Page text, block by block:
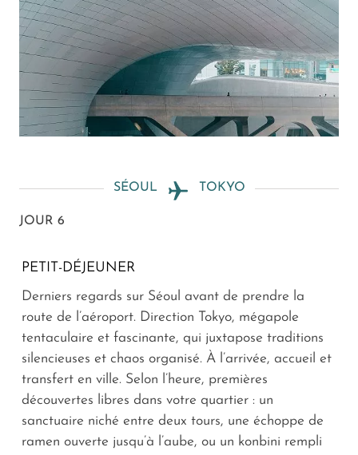
SÉOUL TOKYO
JOUR 6
PETIT-DÉJEUNER
Derniers regards sur Séoul avant de prendre la
route de l’aéroport. Direction Tokyo, mégapole
tentaculaire et fascinante, qui juxtapose traditions
silencieuses et chaos organisé. À l’arrivée, accueil et
transfert en ville. Selon l’heure, premières
découvertes libres dans votre quartier : un
sanctuaire niché entre deux tours, une échoppe de
ramen ouverte jusqu’à l’aube, ou un konbini rempli